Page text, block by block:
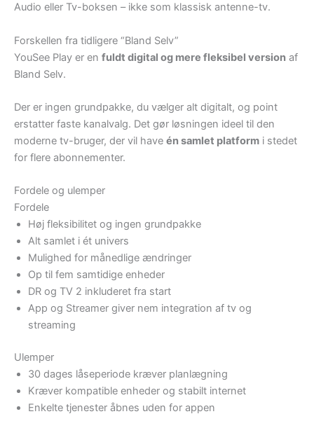
Audio eller Tv-boksen – ikke som klassisk antenne-tv.
Forskellen fra tidligere “Bland Selv”
YouSee Play er en fuldt digital og mere fleksibel version af
Bland Selv.
Der er ingen grundpakke, du vælger alt digitalt, og point
erstatter faste kanalvalg. Det gør løsningen ideel til den
moderne tv-bruger, der vil have én samlet platform i stedet
for flere abonnementer.
Fordele og ulemper
Fordele
Høj fleksibilitet og ingen grundpakke
Alt samlet i ét univers
Mulighed for månedlige ændringer
Op til fem samtidige enheder
DR og TV 2 inkluderet fra start
App og Streamer giver nem integration af tv og
streaming
Ulemper
30 dages låseperiode kræver planlægning
Kræver kompatible enheder og stabilt internet
Enkelte tjenester åbnes uden for appen